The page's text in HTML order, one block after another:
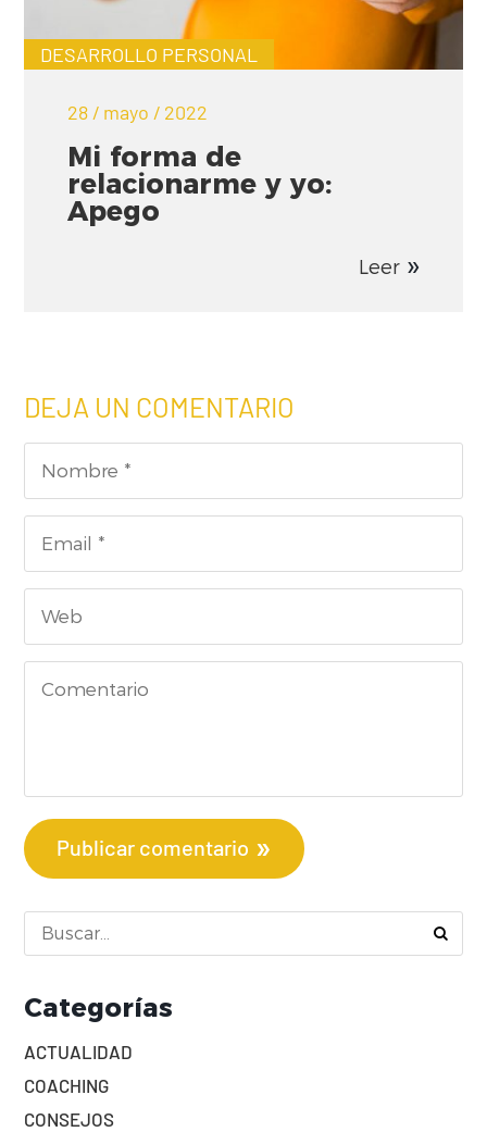
DESARROLLO PERSONAL
28 / mayo / 2022
Mi forma de
relacionarme y yo:
Apego
Leer
DEJA UN COMENTARIO
Publicar comentario
Categorías
ACTUALIDAD
COACHING
CONSEJOS